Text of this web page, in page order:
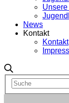
News
Kontakt
Kontakt